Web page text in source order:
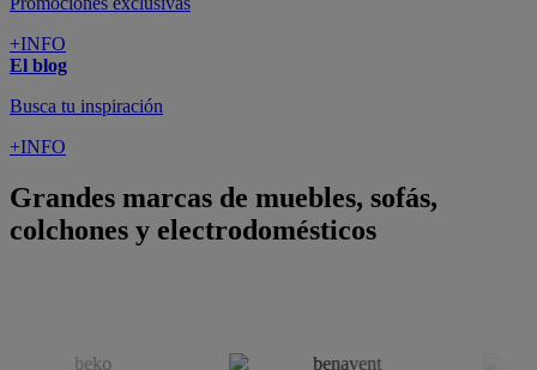
+INFO
El blog
Busca tu inspiración
+INFO
Grandes marcas de muebles, sofás,
colchones y electrodomésticos